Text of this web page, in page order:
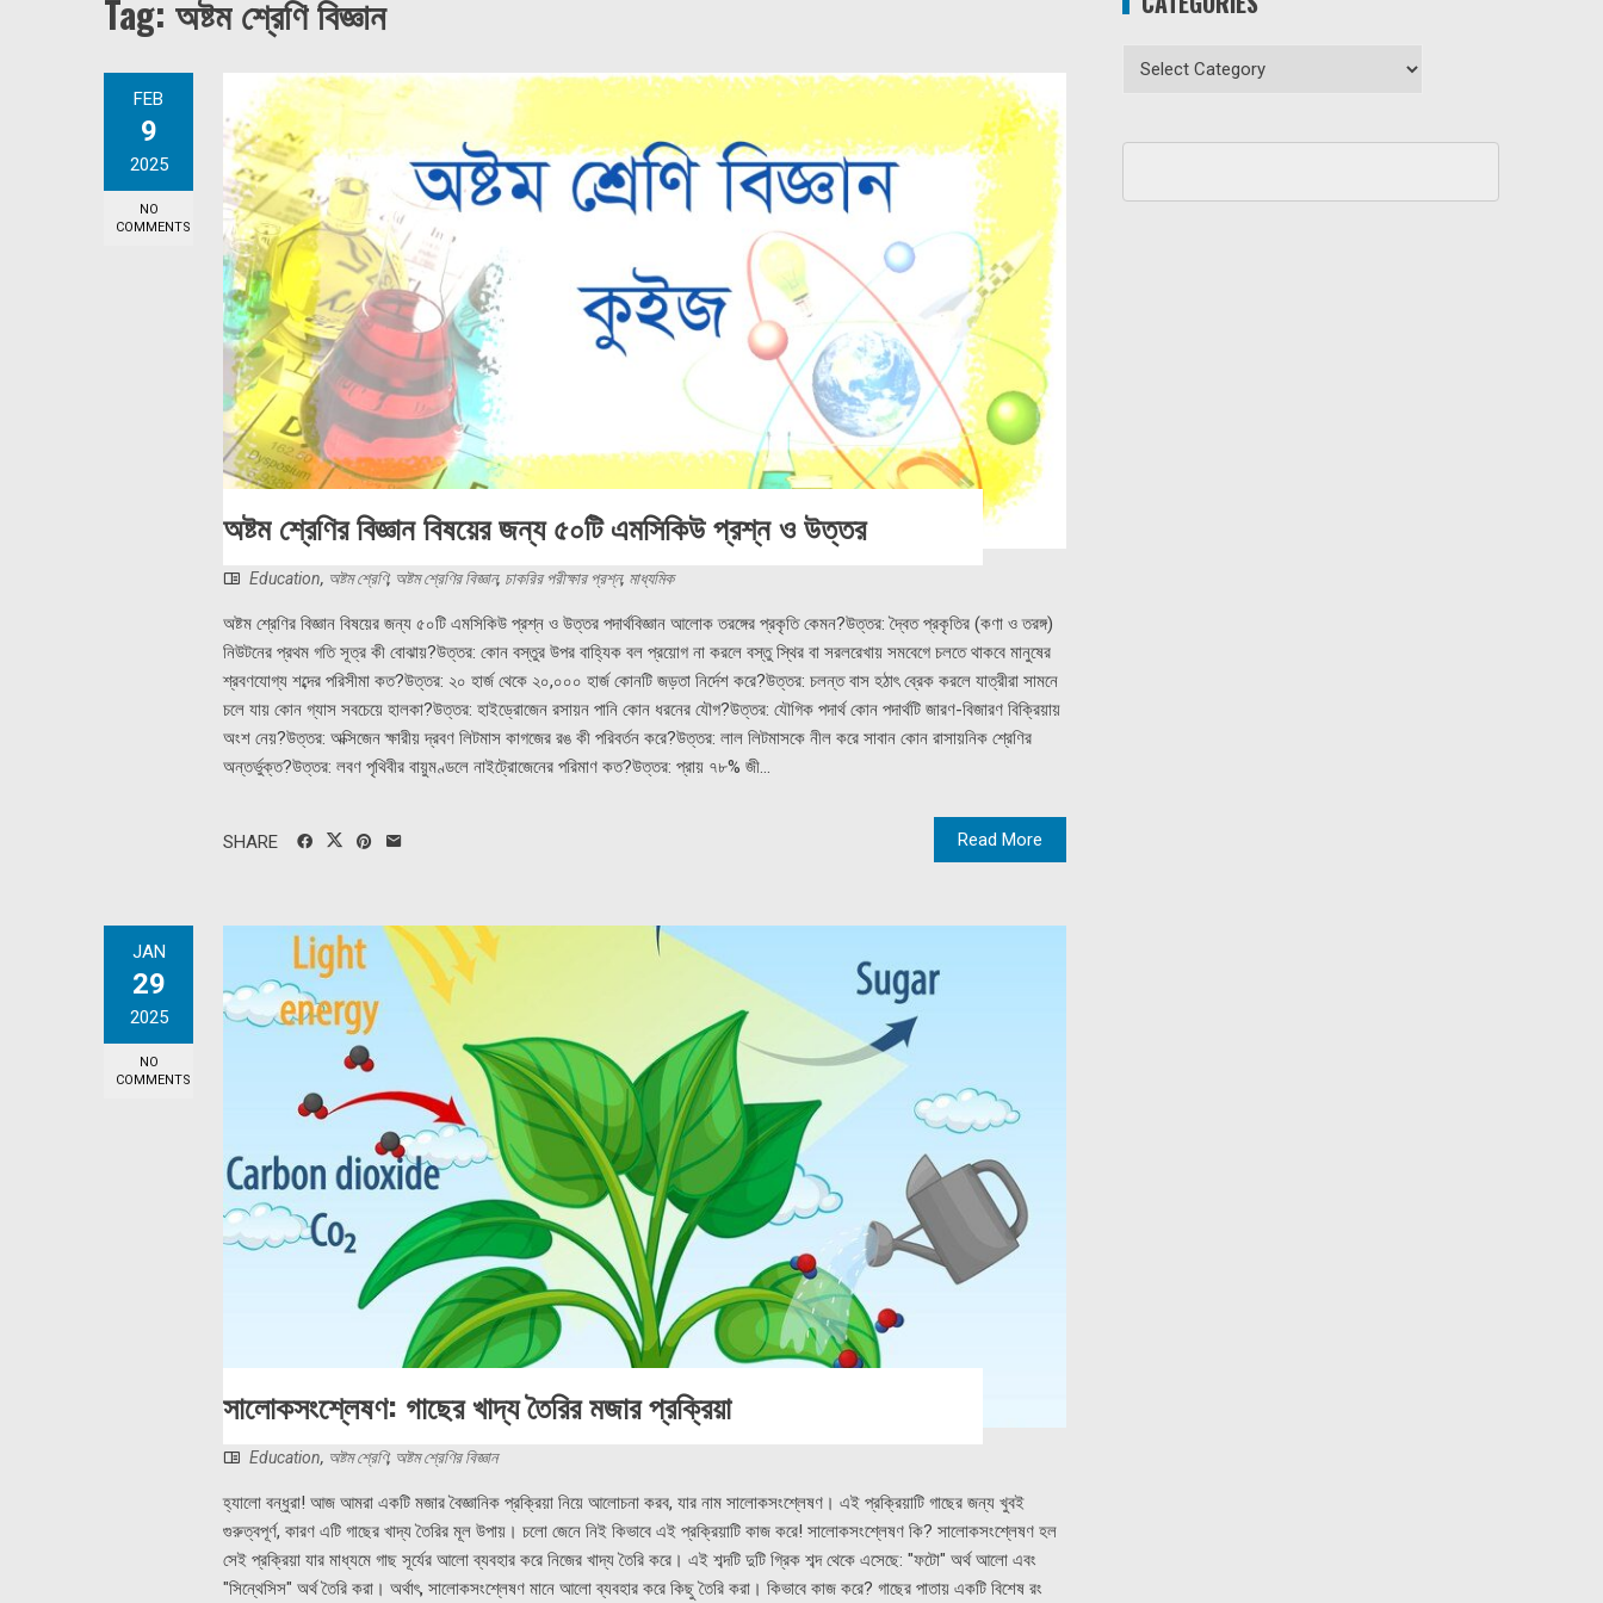
Tag: অষ্টম শ্রেণি বিজ্ঞান
FEB
9
2025
NO
COMMENTS
অষ্টম শ্রেণির বিজ্ঞান বিষয়ের জন্য ৫০টি এমসিকিউ প্রশ্ন ও উত্তর
Education, অষ্টম শ্রেণি, অষ্টম শ্রেণির বিজ্ঞান, চাকরির পরীক্ষার প্রশ্ন, মাধ্যমিক
অষ্টম শ্রেণির বিজ্ঞান বিষয়ের জন্য ৫০টি এমসিকিউ প্রশ্ন ও উত্তর পদার্থবিজ্ঞান আলোক তরঙ্গের প্রকৃতি কেমন?উত্তর: দ্বৈত প্রকৃতির (কণা ও তরঙ্গ)
নিউটনের প্রথম গতি সূত্র কী বোঝায়?উত্তর: কোন বস্তুর উপর বাহ্যিক বল প্রয়োগ না করলে বস্তু স্থির বা সরলরেখায় সমবেগে চলতে থাকবে মানুষের
শ্রবণযোগ্য শব্দের পরিসীমা কত?উত্তর: ২০ হার্জ থেকে ২০,০০০ হার্জ কোনটি জড়তা নির্দেশ করে?উত্তর: চলন্ত বাস হঠাৎ ব্রেক করলে যাত্রীরা সামনে
চলে যায় কোন গ্যাস সবচেয়ে হালকা?উত্তর: হাইড্রোজেন রসায়ন পানি কোন ধরনের যৌগ?উত্তর: যৌগিক পদার্থ কোন পদার্থটি জারণ-বিজারণ বিক্রিয়ায়
অংশ নেয়?উত্তর: অক্সিজেন ক্ষারীয় দ্রবণ লিটমাস কাগজের রঙ কী পরিবর্তন করে?উত্তর: লাল লিটমাসকে নীল করে সাবান কোন রাসায়নিক শ্রেণির
অন্তর্ভুক্ত?উত্তর: লবণ পৃথিবীর বায়ুমণ্ডলে নাইট্রোজেনের পরিমাণ কত?উত্তর: প্রায় ৭৮% জী...
Read More
SHARE
JAN
29
2025
NO
COMMENTS
সালোকসংশ্লেষণ: গাছের খাদ্য তৈরির মজার প্রক্রিয়া
Education, অষ্টম শ্রেণি, অষ্টম শ্রেণির বিজ্ঞান
হ্যালো বন্ধুরা! আজ আমরা একটি মজার বৈজ্ঞানিক প্রক্রিয়া নিয়ে আলোচনা করব, যার নাম সালোকসংশ্লেষণ। এই প্রক্রিয়াটি গাছের জন্য খুবই
গুরুত্বপূর্ণ, কারণ এটি গাছের খাদ্য তৈরির মূল উপায়। চলো জেনে নিই কিভাবে এই প্রক্রিয়াটি কাজ করে! সালোকসংশ্লেষণ কি? সালোকসংশ্লেষণ হল
সেই প্রক্রিয়া যার মাধ্যমে গাছ সূর্যের আলো ব্যবহার করে নিজের খাদ্য তৈরি করে। এই শব্দটি দুটি গ্রিক শব্দ থেকে এসেছে: "ফটো" অর্থ আলো এবং
"সিন্থেসিস" অর্থ তৈরি করা। অর্থাৎ, সালোকসংশ্লেষণ মানে আলো ব্যবহার করে কিছু তৈরি করা। কিভাবে কাজ করে? গাছের পাতায় একটি বিশেষ রং
Categories